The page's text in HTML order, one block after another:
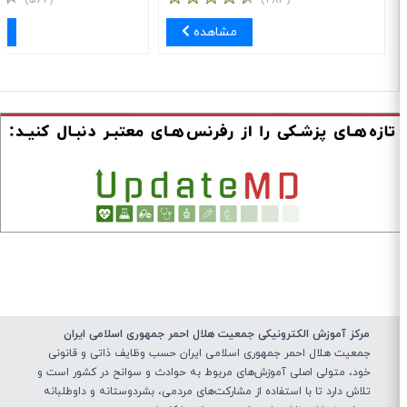
مشاهده
مرکز آموزش الکترونیکی جمعیت هلال احمر جمهوری اسلامی ایران
جمعیت هلال احمر جمهوری اسلامی ایران حسب وظایف ذاتی و قانونی
خود، متولی اصلی آموزش‌های مربوط به حوادث و سوانح در کشور است و
تلاش دارد تا با استفاده از مشارکت‌های مردمی، بشردوستانه و داوطلبانه